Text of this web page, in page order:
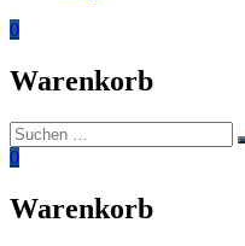
0
Warenkorb
Suchen
nach:
0
Warenkorb